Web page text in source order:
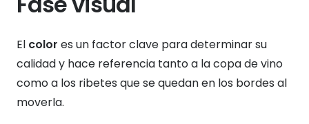
El color es un factor clave para determinar su
calidad y hace referencia tanto a la copa de vino
como a los ribetes que se quedan en los bordes al
moverla.